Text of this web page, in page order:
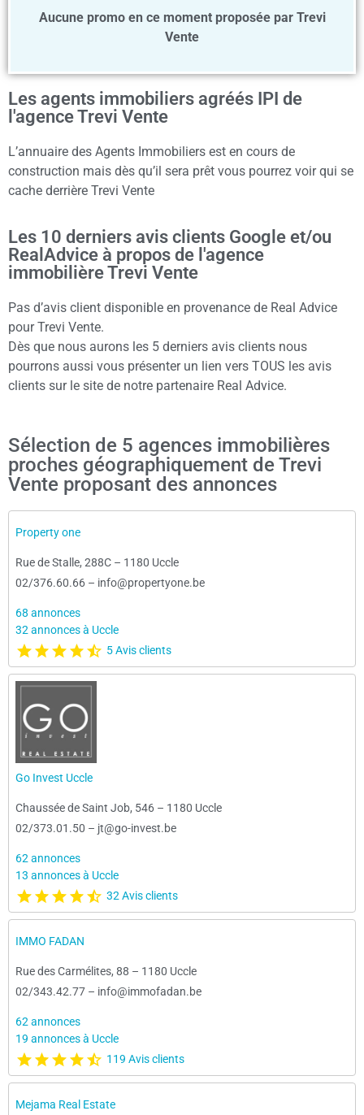
Aucune promo en ce moment proposée par Trevi
Vente
Les agents immobiliers agréés IPI de
l'agence Trevi Vente
L’annuaire des Agents Immobiliers est en cours de
construction mais dès qu’il sera prêt vous pourrez voir qui se
cache derrière Trevi Vente
Les 10 derniers avis clients Google et/ou
RealAdvice à propos de l'agence
immobilière Trevi Vente
Pas d’avis client disponible en provenance de Real Advice
pour Trevi Vente.
Dès que nous aurons les 5 derniers avis clients nous
pourrons aussi vous présenter un lien vers TOUS les avis
clients sur le site de notre partenaire Real Advice.
Sélection de 5 agences immobilières
proches géographiquement de Trevi
Vente proposant des annonces
Property one
Rue de Stalle, 288C – 1180 Uccle
02/376.60.66 – info@propertyone.be
68 annonces
32 annonces à Uccle
5 Avis clients
Go Invest Uccle
Chaussée de Saint Job, 546 – 1180 Uccle
02/373.01.50 – jt@go-invest.be
62 annonces
13 annonces à Uccle
32 Avis clients
IMMO FADAN
Rue des Carmélites, 88 – 1180 Uccle
02/343.42.77 – info@immofadan.be
62 annonces
19 annonces à Uccle
119 Avis clients
Mejama Real Estate